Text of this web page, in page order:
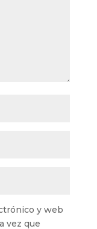
y web
vez que